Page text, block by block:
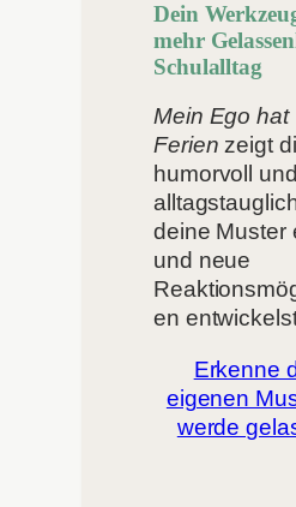
Dein
mehr
Schulalltag
Mein Ego hat
Ferien zeigt
humorvoll und
deine Muster
und neue
en
Erkenne
eigenen
werde